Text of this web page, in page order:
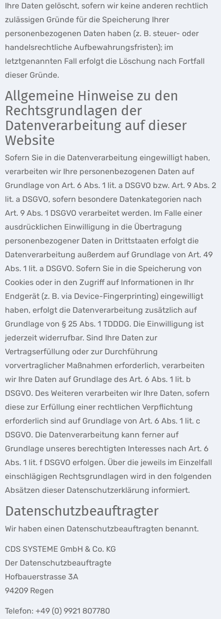
Ihre Daten gelöscht, sofern wir keine anderen rechtlich
zulässigen Gründe für die Speicherung Ihrer
personenbezogenen Daten haben (z. B. steuer- oder
handelsrechtliche Aufbewahrungsfristen); im
letztgenannten Fall erfolgt die Löschung nach Fortfall
dieser Gründe.
Allgemeine Hinweise zu den
Rechtsgrundlagen der
Datenverarbeitung auf dieser
Website
Sofern Sie in die Datenverarbeitung eingewilligt haben,
verarbeiten wir Ihre personenbezogenen Daten auf
Grundlage von Art. 6 Abs. 1 lit. a DSGVO bzw. Art. 9 Abs. 2
lit. a DSGVO, sofern besondere Datenkategorien nach
Art. 9 Abs. 1 DSGVO verarbeitet werden. Im Falle einer
ausdrücklichen Einwilligung in die Übertragung
personenbezogener Daten in Drittstaaten erfolgt die
Datenverarbeitung außerdem auf Grundlage von Art. 49
Abs. 1 lit. a DSGVO. Sofern Sie in die Speicherung von
Cookies oder in den Zugriff auf Informationen in Ihr
Endgerät (z. B. via Device-Fingerprinting) eingewilligt
haben, erfolgt die Datenverarbeitung zusätzlich auf
Grundlage von § 25 Abs. 1 TDDDG. Die Einwilligung ist
jederzeit widerrufbar. Sind Ihre Daten zur
Vertragserfüllung oder zur Durchführung
vorvertraglicher Maßnahmen erforderlich, verarbeiten
wir Ihre Daten auf Grundlage des Art. 6 Abs. 1 lit. b
DSGVO. Des Weiteren verarbeiten wir Ihre Daten, sofern
diese zur Erfüllung einer rechtlichen Verpflichtung
erforderlich sind auf Grundlage von Art. 6 Abs. 1 lit. c
DSGVO. Die Datenverarbeitung kann ferner auf
Grundlage unseres berechtigten Interesses nach Art. 6
Abs. 1 lit. f DSGVO erfolgen. Über die jeweils im Einzelfall
einschlägigen Rechtsgrundlagen wird in den folgenden
Absätzen dieser Datenschutzerklärung informiert.
Datenschutz­beauftragter
Wir haben einen Datenschutzbeauftragten benannt.
CDS SYSTEME GmbH & Co. KG
Der Datenschutzbeauftragte
Hofbauerstrasse 3A
94209 Regen
Telefon: +49 (0) 9921 807780